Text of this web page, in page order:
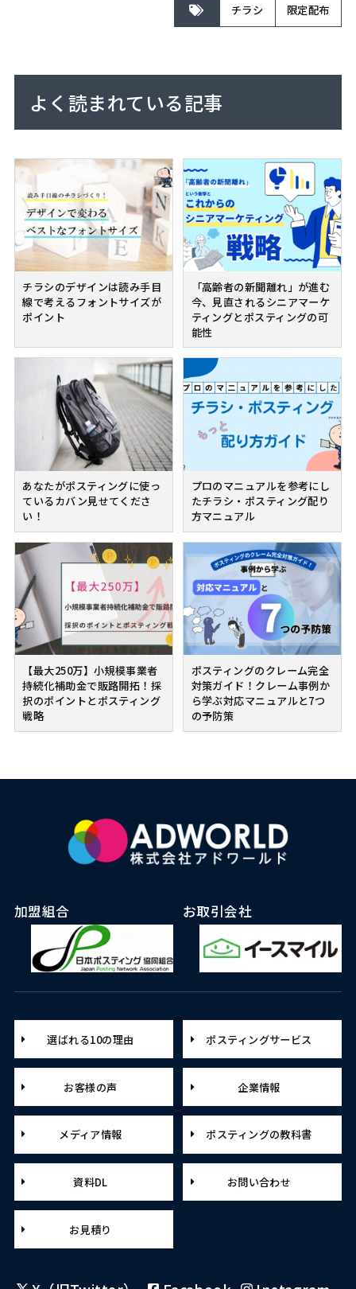
チラシ 限定配布
よく読まれている記事
チラシのデザインは読み手目
線で考えるフォントサイズが
ポイント
「高齢者の新聞離れ」が進む
今、見直されるシニアマーケ
ティングとポスティングの可
能性
あなたがポスティングに使っ
ているカバン見せてくださ
い！
プロのマニュアルを参考にし
たチラシ・ポスティング配り
方マニュアル
【最大250万】小規模事業者
持続化補助金で販路開拓！採
択のポイントとポスティング
戦略
ポスティングのクレーム完全
対策ガイド！クレーム事例か
ら学ぶ対応マニュアルと7つ
の予防策
加盟組合 お取引会社
選ばれる10の理由 ポスティングサービス
お客様の声 企業情報
メディア情報 ポスティングの教科書
資料DL お問い合わせ
お見積り